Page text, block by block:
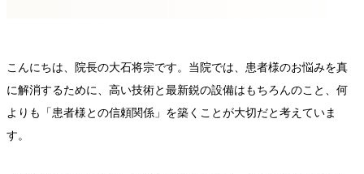
こんにちは、院長の大石将宗です。当院では、患者様のお悩みを真
に解消するために、高い技術と最新鋭の設備はもちろんのこと、何
よりも「患者様との信頼関係」を築くことが大切だと考えていま
す。